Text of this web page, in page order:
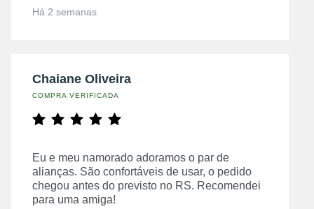
Há 2 semanas
Chaiane Oliveira
COMPRA VERIFICADA
Eu e meu namorado adoramos o par de
alianças. São confortáveis de usar, o pedido
chegou antes do previsto no RS. Recomendei
para uma amiga!